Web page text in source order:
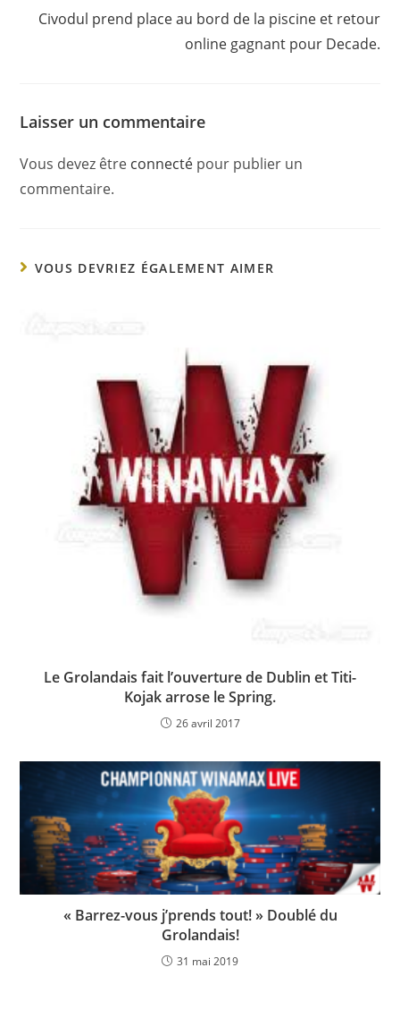
Civodul prend place au bord de la piscine et retour
online gagnant pour Decade.
Laisser un commentaire
Vous devez être connecté pour publier un
commentaire.
VOUS DEVRIEZ ÉGALEMENT AIMER
Le Grolandais fait l’ouverture de Dublin et Titi-
Kojak arrose le Spring.
26 avril 2017
« Barrez-vous j’prends tout! » Doublé du
Grolandais!
31 mai 2019